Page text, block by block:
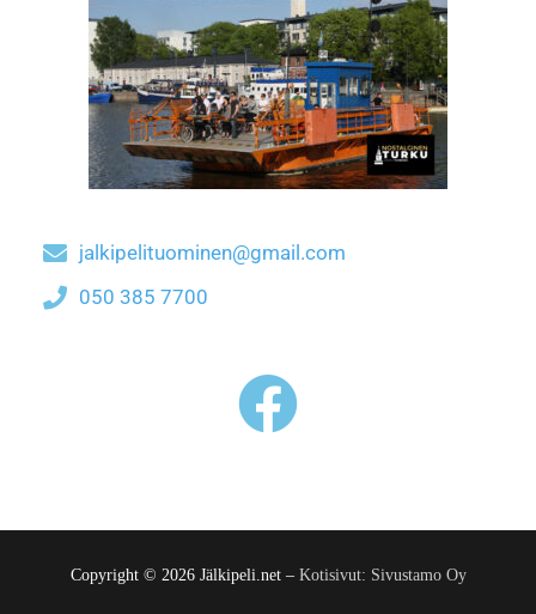
jalkipelituominen@gmail.com
050 385 7700
Copyright © 2026 Jälkipeli.net – Kotisivut: Sivustamo Oy